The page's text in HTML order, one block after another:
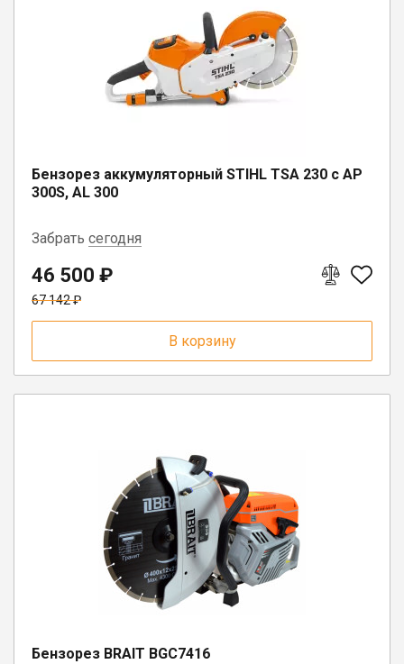
Бензорез аккумуляторный STIHL ТSA 230 с АP
300S, AL 300
Забрать сегодня
г. Вологда, ул. Саммера, д. 23
46 500 ₽
67 142 ₽
В корзину
Бензорез BRAIT BGC7416